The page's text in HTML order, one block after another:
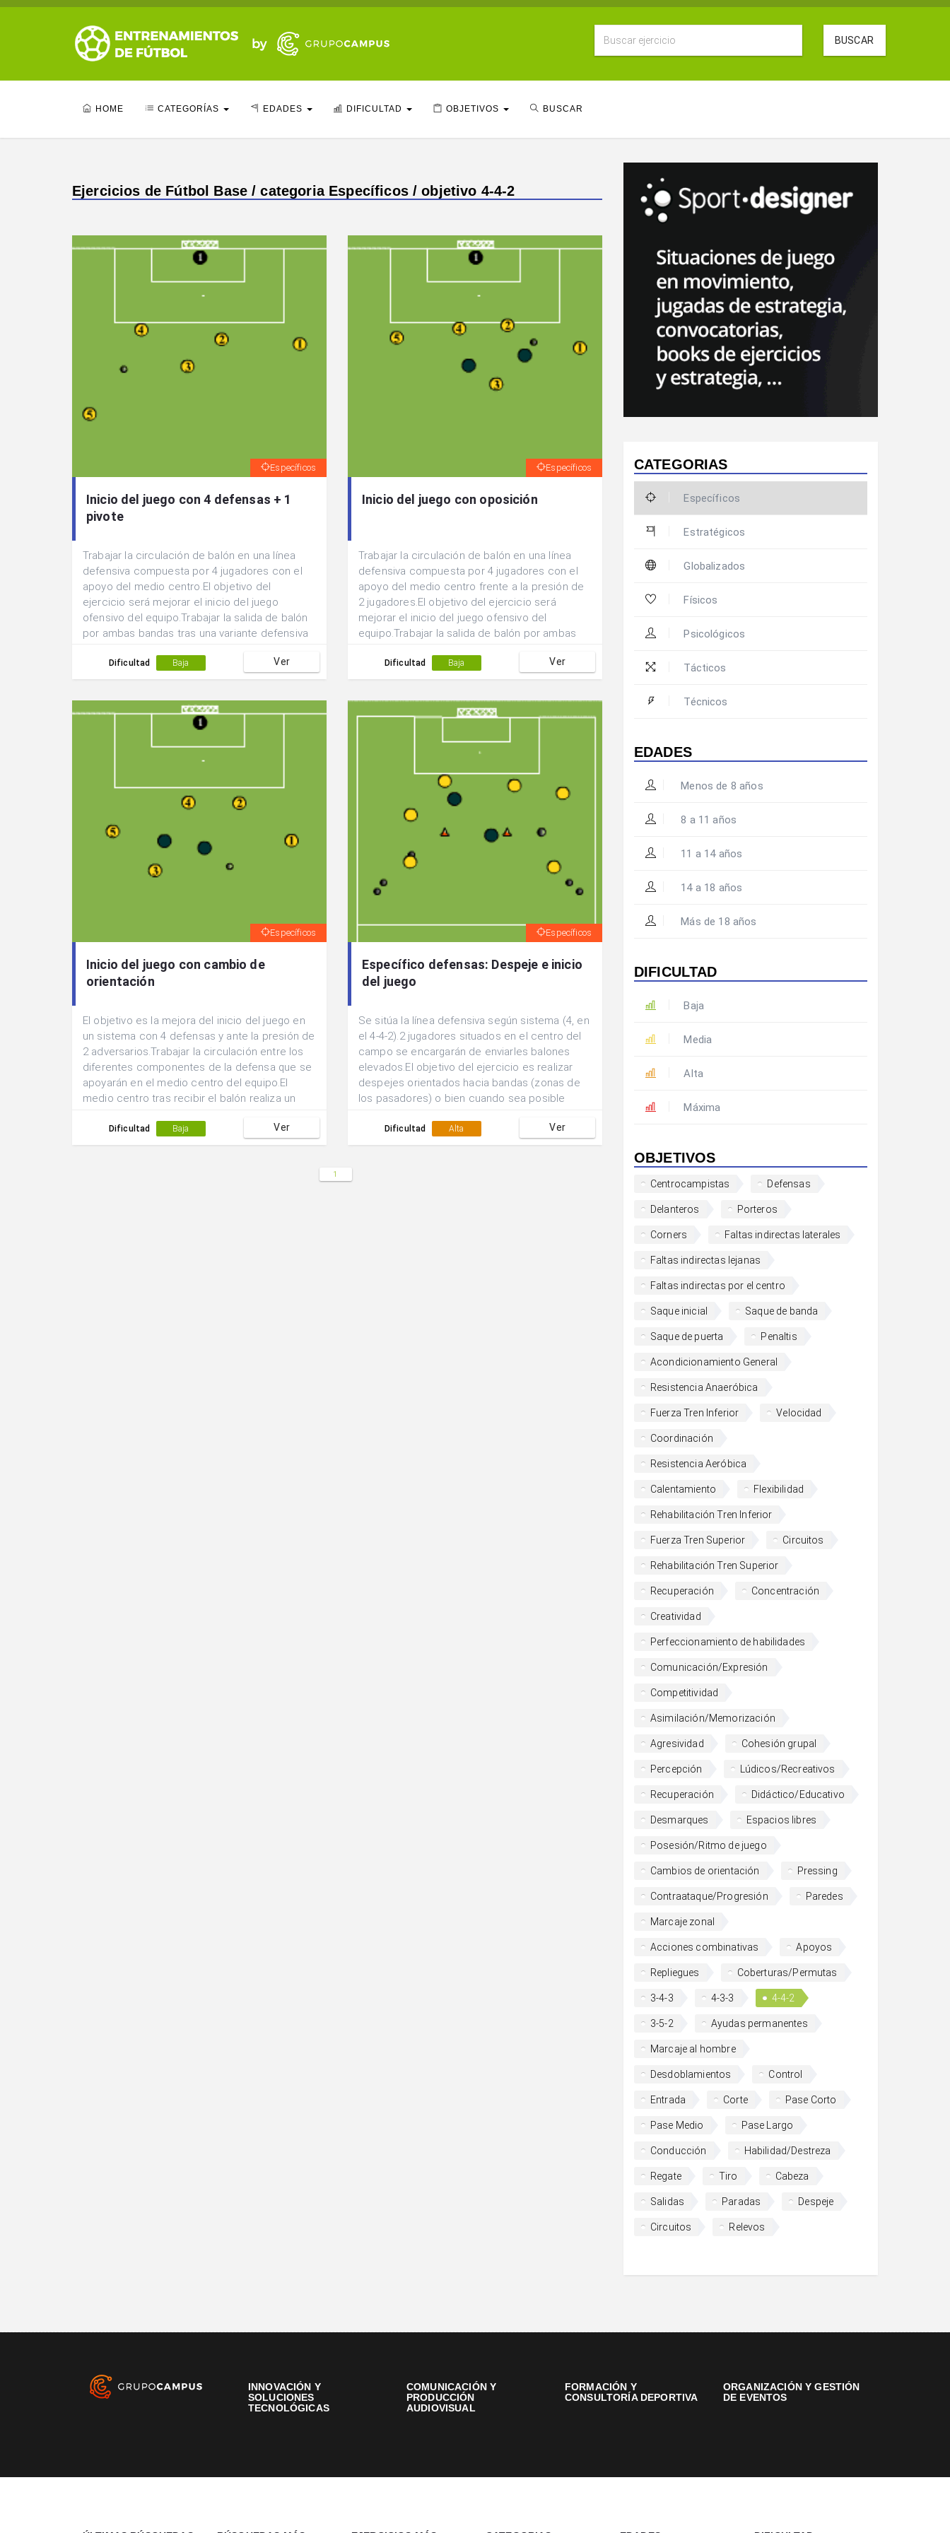
BUSCAR
HOME CATEGORÍAS EDADES DIFICULTAD OBJETIVOS BUSCAR
Ejercicios de Fútbol Base / categoria Específicos / objetivo 4-4-2
Específicos
Inicio del juego con 4 defensas + 1
pivote
Trabajar la circulación de balón en una línea
defensiva compuesta por 4 jugadores con el
apoyo del medio centro.El objetivo del
ejercicio será mejorar el inicio del juego
ofensivo del equipo.Trabajar la salida de balón
por ambas bandas tras una variante defensiva
Dificultad Baja Ver
Específicos
Inicio del juego con oposición
Trabajar la circulación de balón en una línea
defensiva compuesta por 4 jugadores con el
apoyo del medio centro frente a la presión de
2 jugadores.El objetivo del ejercicio será
mejorar el inicio del juego ofensivo del
equipo.Trabajar la salida de balón por ambas
defensiva del medio centro del equipo.Iniciar
con oposición pasiva.
Dificultad Baja Ver
Específicos
Inicio del juego con cambio de
orientación
El objetivo es la mejora del inicio del juego en
un sistema con 4 defensas y ante la presión de
2 adversarios.Trabajar la circulación entre los
diferentes componentes de la defensa que se
apoyarán en el medio centro del equipo.El
medio centro tras recibir el balón realiza un
incorporación de uno de los laterales.
Dificultad Baja Ver
Específicos
Específico defensas: Despeje e inicio
del juego
Se sitúa la línea defensiva según sistema (4, en
el 4-4-2).2 jugadores situados en el centro del
campo se encargarán de enviarles balones
elevados.El objetivo del ejercicio es realizar
despejes orientados hacia bandas (zonas de
los pasadores) o bien cuando sea posible
pasadores.2 Defensores tratarán de evitar que
esto se lleve a cabo dificultando las
Dificultad Alta Ver
1
CATEGORIAS
Específicos
Estratégicos
Globalizados
Físicos
Psicológicos
Tácticos
Técnicos
EDADES
Menos de 8 años
8 a 11 años
11 a 14 años
14 a 18 años
Más de 18 años
DIFICULTAD
Baja
Media
Alta
Máxima
OBJETIVOS
Centrocampistas Defensas
Delanteros Porteros
Corners Faltas indirectas laterales
Faltas indirectas lejanas
Faltas indirectas por el centro
Saque inicial Saque de banda
Saque de puerta Penaltis
Acondicionamiento General
Resistencia Anaeróbica
Fuerza Tren Inferior Velocidad
Coordinación
Resistencia Aeróbica
Calentamiento Flexibilidad
Rehabilitación Tren Inferior
Fuerza Tren Superior Circuitos
Rehabilitación Tren Superior
Recuperación Concentración
Creatividad
Perfeccionamiento de habilidades
Comunicación/Expresión
Competitividad
Asimilación/Memorización
Agresividad Cohesión grupal
Percepción Lúdicos/Recreativos
Recuperación Didáctico/Educativo
Desmarques Espacios libres
Posesión/Ritmo de juego
Cambios de orientación Pressing
Contraataque/Progresión Paredes
Marcaje zonal
Acciones combinativas Apoyos
Repliegues Coberturas/Permutas
3-4-3 4-3-3 4-4-2
3-5-2 Ayudas permanentes
Marcaje al hombre
Desdoblamientos Control
Entrada Corte Pase Corto
Pase Medio Pase Largo
Conducción Habilidad/Destreza
Regate Tiro Cabeza
Salidas Paradas Despeje
Circuitos Relevos
INNOVACIÓN Y
SOLUCIONES
TECNOLÓGICAS
COMUNICACIÓN Y
PRODUCCIÓN
AUDIOVISUAL
FORMACIÓN Y
CONSULTORÍA DEPORTIVA
ORGANIZACIÓN Y GESTIÓN
DE EVENTOS